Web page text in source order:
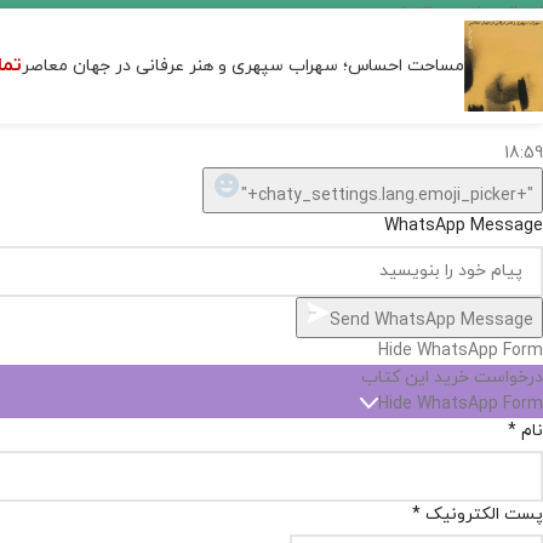
مساحت احساس؛ سهراب سپهری و هنر عرفانی در جهان معاصر
اگر
نیست,
شاید
تهیه
Open
chaty
chaty
buttons
1
Hide
chaty
ارسال پیام در واتساپ
کارشناس فروش
سلام, چطور میتونم کمکتون کنم؟
18:59
WhatsApp Message